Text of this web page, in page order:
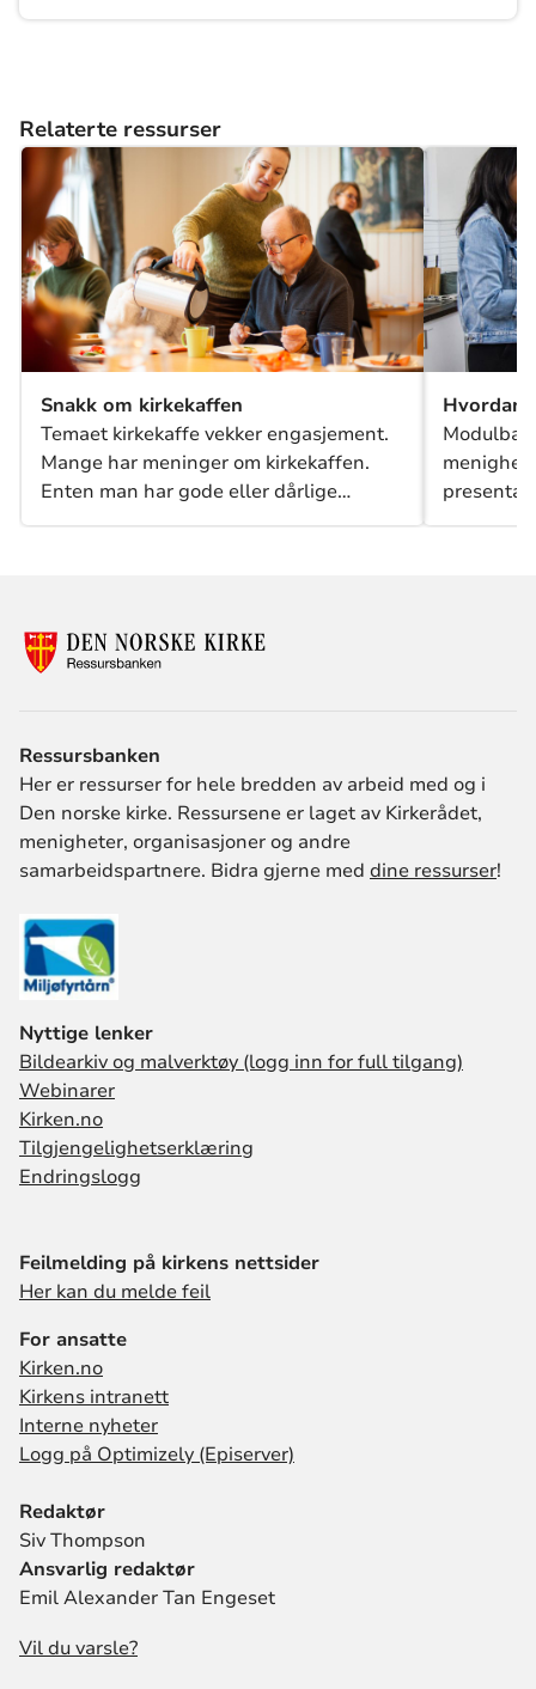
Relaterte ressurser
Snakk om kirkekaffen
Temaet kirkekaffe vekker engasjement.
Mange har meninger om kirkekaffen.
Enten man har gode eller dårlige
erfaringer, meninger om bordplassering
stort, handler engasjementet til syvende
og sist om hvordan man blir sett og
brukes til strategisk arbeid med
kirkekaffen.
Hvordan
Ressursbanken
Her er ressurser for hele bredden av arbeid med og i
Den norske kirke. Ressursene er laget av Kirkerådet,
menigheter, organisasjoner og andre
samarbeidspartnere. Bidra gjerne med dine ressurser!
Nyttige lenker
Bildearkiv og malverktøy (logg inn for full tilgang)
Webinarer
Kirken.no
Tilgjengelighetserklæring
Endringslogg
Feilmelding på kirkens nettsider
Her kan du melde feil
For ansatte
Kirken.no
Kirkens intranett
Interne nyheter
Logg på Optimizely (Episerver)
Redaktør
Siv Thompson
Ansvarlig redaktør
Emil Alexander Tan Engeset
Vil du varsle?